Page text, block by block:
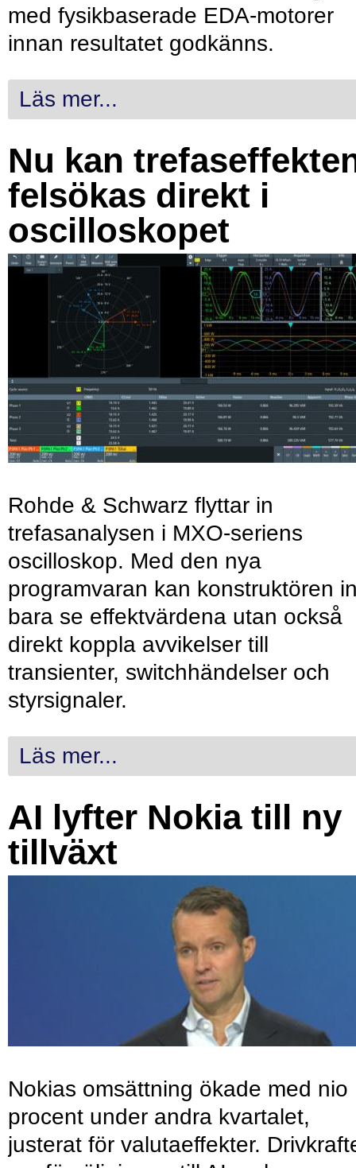
med fysikbaserade EDA-motorer
innan resultatet godkänns.
Läs mer...
Nu kan
felsökas direkt i
oscilloskopet
Rohde & Schwarz flyttar in
trefasanalysen i MXO-seriens
oscilloskop. Med den nya
programvaran kan konstruktören
bara se effektvärdena utan också
direkt koppla avvikelser till
transienter, switchhändelser och
styrsignaler.
Läs mer...
AI lyfter Nokia till ny
tillväxt
Nokias omsättning ökade med nio
procent under andra kvartalet,
justerat för valutaeffekter.